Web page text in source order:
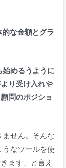
な金額とグラ
始めるうように
り受け入れや
問のポジショ
ません。そんな
うなツールを使
ます」と言え